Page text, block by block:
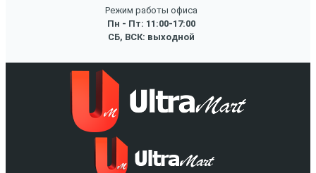
Режим работы офиса
Пн - Пт: 11:00-17:00
СБ, ВСК: выходной